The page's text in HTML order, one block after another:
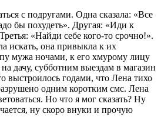
с подругами. Одна сказала: «Все
бы похудеть». Другая: «Иди к
«Найди себе кого-то срочно!».
искать, она привыкла к их
мужа ночами, к его хмурому лицу
дачу, субботним выездам в магазин
выстроилось годами, что Лена тихо
одним коротким смс. Лена
Но что я мог сказать? Ну
ну скоро внуки и прочую